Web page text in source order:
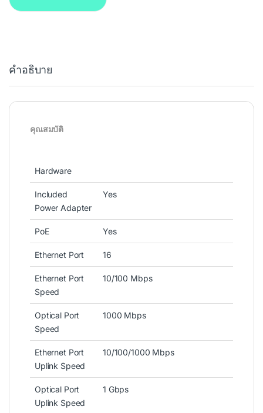
คำอธิบาย
คุณสมบัติ
Hardware
Included
Power Adapter
Yes
PoE Yes
Ethernet Port 16
Ethernet Port
Speed
10/100 Mbps
Optical Port
Speed
1000 Mbps
Ethernet Port
Uplink Speed
10/100/1000 Mbps
Optical Port
Uplink Speed
1 Gbps